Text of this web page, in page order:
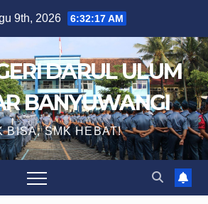
9th, 2026 6:32:18 AM
DARUL ULUM
BANYUWANGI
BISA, SMK HEBAT!